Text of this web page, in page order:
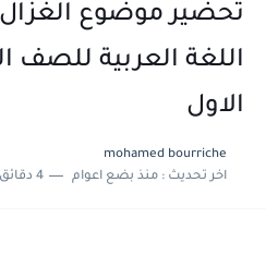
تحضير موضوع
اللغة العربية للصف
الاول
mohamed bourriche
اخر تحديث :منذ بضع اعوام 4 دقائق للقراءة